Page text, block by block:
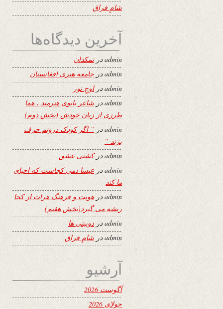
شامِ فراق
آخرین دیدگاه‌ها
adminدرنمکدان
adminدر جامعه هنری افغانستان
adminدراوجِ نور
adminدر شاعر بانوی هنرمند ، هما
طرزی از زبان خودش (بخش دوم)
adminدر ” اگر کودک درونم حرف
بزند “
adminدرکشتی عشق
adminدر عیسا دمی کجاست که احیای
ما کند
adminدر هویت و فرهنگ هرات از کجا
ریشه می گیرد(بخش هفتم)
adminدردوبیتی ها
admin در شامِ فراق
آرشیو
آگوست 2026
جولای 2026